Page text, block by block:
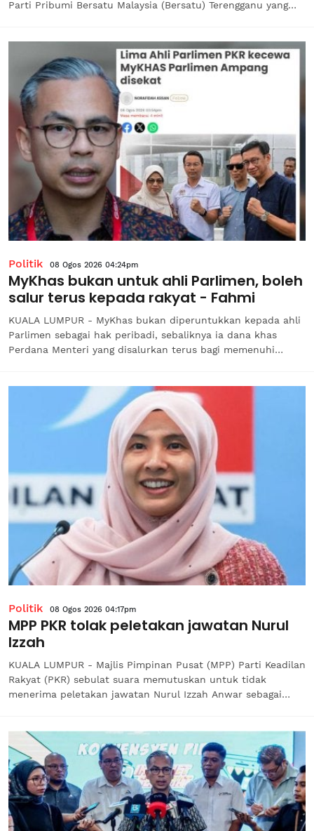
Parti Pribumi Bersatu Malaysia (Bersatu) Terengganu yang
Politik 08 Ogos 2026 04:24pm
MyKhas bukan untuk ahli Parlimen, boleh
salur terus kepada rakyat - Fahmi
KUALA LUMPUR - MyKhas bukan diperuntukkan kepada ahli
Parlimen sebagai hak peribadi, sebaliknya ia dana khas
Perdana Menteri yang disalurkan terus bagi memenuhi
itu selaras dengan...
Politik 08 Ogos 2026 04:17pm
MPP PKR tolak peletakan jawatan Nurul
Izzah
KUALA LUMPUR - Majlis Pimpinan Pusat (MPP) Parti Keadilan
Rakyat (PKR) sebulat suara memutuskan untuk tidak
menerima peletakan jawatan Nurul Izzah Anwar sebagai
dan akan terus...